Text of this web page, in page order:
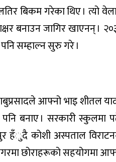
बिकम गरेका थिए । त्यो
बनाउन जागिर खाएनन् ।
सम्हाल्न सुरु गरे ।
आफ्नो भाइ शीतल
बनाए । सरकारी स्कुलमा
हँुदै कोशी अस्पताल
छोराहरूको सहयोगमा